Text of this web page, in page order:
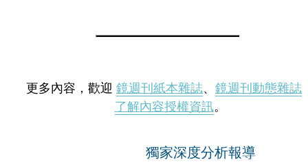
更多內容，歡迎 鏡週刊紙本雜誌、 鏡週刊動態雜誌
了解內容授權資訊。
獨家深度分析報導